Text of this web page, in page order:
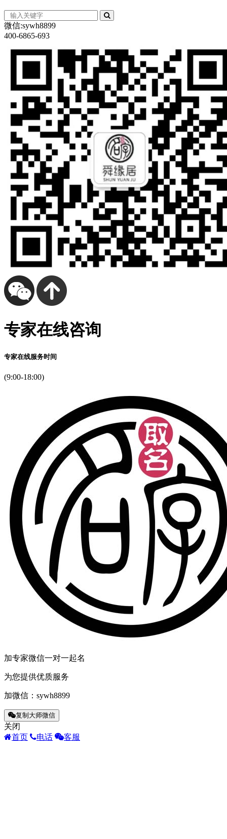
微信:sywh8899
400-6865-693
专家在线咨询
专家在线服务时间
(9:00-18:00)
加专家微信一对一起名
为您提供优质服务
加微信： sywh8899
复制大师微信
关闭
首页
电话 客服